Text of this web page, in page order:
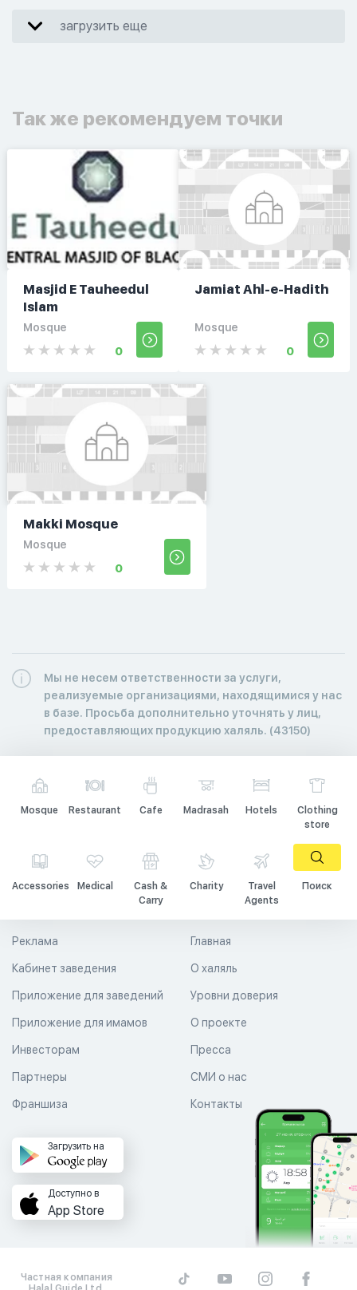
загрузить еще
Так же рекомендуем точки
Masjid E Tauheedul
Islam
Mosque
0
Jamiat Ahl-e-Hadith
Mosque
0
Makki Mosque
Mosque
0
Мы не несем ответственности за услуги,
реализуемые организациями, находящимися у нас
в базе. Просьба дополнительно уточнять у лиц,
предоставляющих продукцию халяль. (43150)
Mosque Restaurant Cafe Madrasah Hotels
Clothing
store
Accessories Medical
Cash &
Carry
Charity
Travel
Agents
Поиск
Главная
О халяль
Уровни доверия
Реклама
Кабинет заведения
Приложение для заведений
Приложение для имамов О проекте
Пресса
СМИ о нас
Контакты
Инвесторам
Партнеры
Франшиза
Загрузить на
Доступно в
App Store
Частная компания